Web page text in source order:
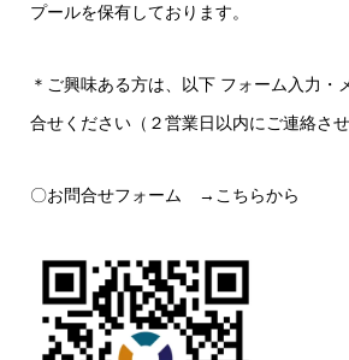
プールを保有しております。
＊ご興味ある方は、以下 フォーム入力・
合せください（２営業日以内にご連絡させ
〇お問合せフォーム → こちらから